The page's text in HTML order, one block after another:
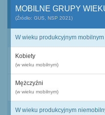
MOBILNE GRUPY
(Źródło: GUS, NSP 2021)
W wieku produkcyjnym
Kobiety
(w wieku mobilnym)
Mężczyźni
(w wieku mobilnym)
W wieku produkcyjnym